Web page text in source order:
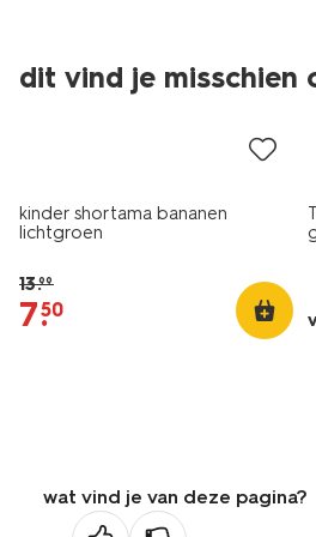
dit vind je misschien
sale
kinder shortama bananen
lichtgroen
13.99
7.
50
wat vind je van deze pagina?